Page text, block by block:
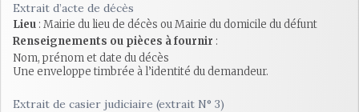
Extrait d’acte de décès
Lieu : Mairie du lieu de décès ou Mairie du domicile du défunt
Renseignements ou pièces à fournir :
Nom, prénom et date du décès
Une enveloppe timbrée à l’identité du demandeur.
Extrait de casier judiciaire (extrait N° 3)